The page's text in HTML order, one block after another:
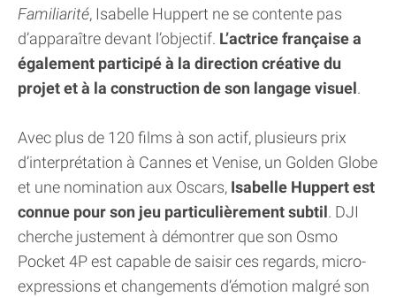
Familiarité, Isabelle Huppert ne se contente pas
d’apparaître devant l’objectif. L’actrice française a
également participé à la direction créative du
projet et à la construction de son langage visuel.
Avec plus de 120 films à son actif, plusieurs prix
d’interprétation à Cannes et Venise, un Golden Globe
et une nomination aux Oscars, Isabelle Huppert est
connue pour son jeu particulièrement subtil. DJI
cherche justement à démontrer que son Osmo
Pocket 4P est capable de saisir ces regards, micro-
expressions et changements d’émotion malgré son